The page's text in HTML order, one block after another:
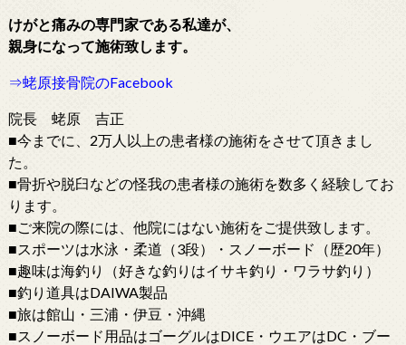
けがと痛みの専門家である私達が、
親身になって施術致します。
⇒蛯原接骨院のFacebook
院長 蛯原 吉正
■今までに、2万人以上の患者様の施術をさせて頂きまし
た。
■骨折や脱臼などの怪我の患者様の施術を数多く経験してお
ります。
■ご来院の際には、他院にはない施術をご提供致します。
■スポーツは水泳・柔道（3段）・スノーボード（歴20年）
■趣味は海釣り（好きな釣りはイサキ釣り・ワラサ釣り）
■釣り道具はDAIWA製品
■旅は館山・三浦・伊豆・沖縄
■スノーボード用品はゴーグルはDICE・ウエアはDC・ブー